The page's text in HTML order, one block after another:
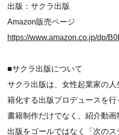
出版：サクラ出版
Amazon販売ページ
https://www.amazon.co.jp/dp/
■サクラ出版について
サクラ出版は、女性起業家の
籍化する出版プロデュースを行
書籍制作だけでなく、紹介動画
出版をゴールではなく「次の